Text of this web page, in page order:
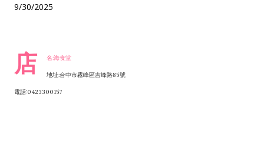
9/30/2025
店 名:海食堂
地址:台中市霧峰區吉峰路85號
電話:0423300157